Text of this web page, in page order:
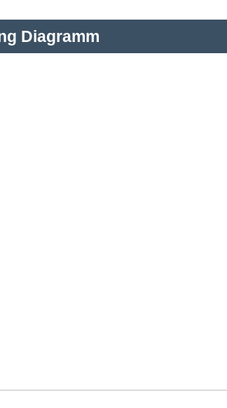
Diagramm